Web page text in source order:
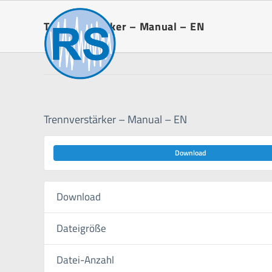
Trennverstärker – Manual – EN
Trennverstärker – Manual – EN
Download
Download
Dateigröße
Datei-Anzahl